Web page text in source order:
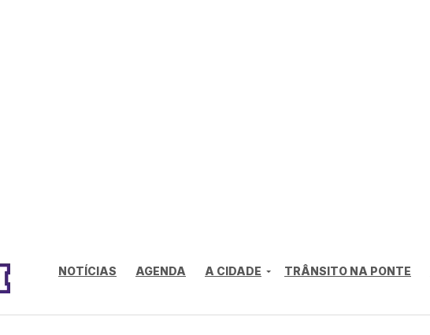
NOTÍCIAS AGENDA A CIDADE TRÂNSITO NA PONTE